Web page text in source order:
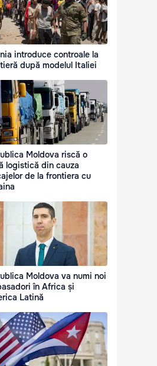
introduce controale la
după modelul Italiei
Moldova riscă o
logistică din cauza
de la frontiera cu
Moldova va numi noi
în Africa și
Latină